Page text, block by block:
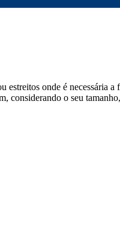
onde é
considerando o seu